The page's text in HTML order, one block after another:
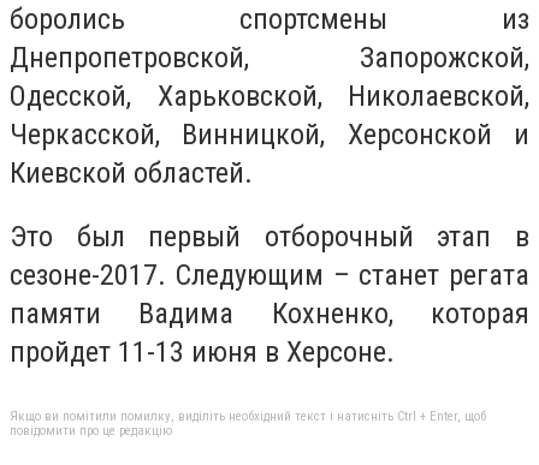
боролись спортсмены из
Днепропетровской, Запорожской,
Одесской, Харьковской, Николаевской,
Черкасской, Винницкой, Херсонской и
Киевской областей.
Это был первый отборочный этап в
сезоне-2017. Следующим – станет регата
памяти Вадима Кохненко, которая
пройдет 11-13 июня в Херсоне.
Якщо ви помітили помилку, виділіть необхідний текст і натисніть Ctrl + Enter, щоб
повідомити про це редакцію